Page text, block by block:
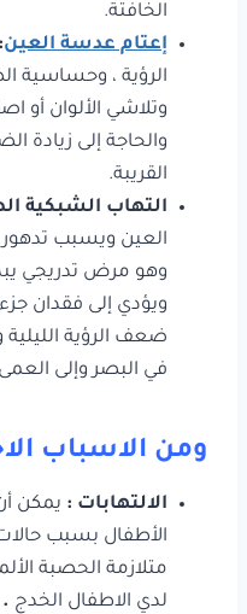
الخافتة.
إعتام عدسة العين:
الرؤية ، وحساسية
وتلاشي الألوان أو
والحاجة إلى زيادة
القريبة.
التهاب الشبكية
العين ويسبب تدهور
وهو مرض تدريجي
ويؤدي إلى فقدان
ضعف الرؤية
في البصر وإلى
ومن الاسباب
الالتهابات : يمكن
الأطفال بسبب
متلازمة الحصبة
لدي الاطفال الخدج .